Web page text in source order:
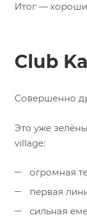
Итог —
Club
Совершенно
Это уже
village:
огромная
первая
сильная